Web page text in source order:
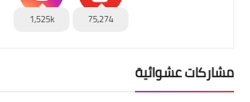
75,274
1,525k
مشاركات عشوائية